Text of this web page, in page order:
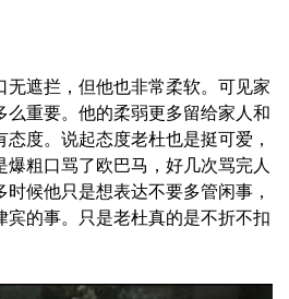
无遮拦，但他也非常柔软。可见家
么重要。他的柔弱更多留给家人和
态度。说起态度老杜也是挺可爱，
粗口骂了欧巴马，好几次骂完人
候他只是想表达不要多管闲事，
宾的事。只是老杜真的是不折不扣